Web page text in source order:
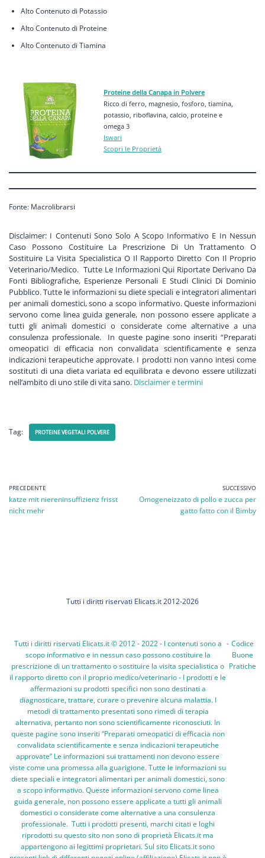
Alto Contenuto di Potassio
Alto Contenuto di Proteine
Alto Contenuto di Tiamina
Proteine della Canapa in Polvere
Ricco di ferro, magnesio, fosforo, tiamina,
potassio, riboflavina, calcio, proteine e
omega 3
Iswari
Scopri le Proprietà
Fonte: Macrolibrarsi
Disclaimer: I Contenuti Sono Solo A Scopo Informativo E In Nessun
Caso Possono Costituire La Prescrizione Di Un Trattamento O
Sostituire La Visita Specialistica O Il Rapporto Diretto Con Il Proprio
Veterinario/Medico. Tutte Le Informazioni Qui Riportate Derivano Da
Fonti Bibliografiche, Esperienze Personali E Studi Clinici Di Dominio
Pubblico. Tutte le informazioni su diete speciali e integratori alimentari
per animali domestici, sono a scopo informativo. Queste informazioni
servono come linea guida generale, non possono essere applicate a
tutti gli animali domestici o considerate come alternative a una
consulenza professionale. In queste pagine sono inseriti “Preparati
omeopatici di efficacia non convalidata scientificamente e senza
indicazioni terapeutiche approvate. I prodotti non vanno intesi come
sostituti di una dieta variata ed equilibrata e devono essere utilizzati
nell’ambito di uno stile di vita sano. Disclaimer e termini
Tag: PROTEINE VEGETALI POLVERE
PRECEDENTE
katze mit niereninsuffizienz frisst
nicht mehr
SUCCESSIVO
Omogeneizzato di pollo e zucca per
gatto fatto con il Bimby
Tutti i diritti riservati Elicats.it 2012-2026
Tutti i diritti riservati Elicats.it © 2012 - 2022 - I contenuti sono a
scopo informativo e in nessun caso possono costituire la
prescrizione di un trattamento o sostituire la visita specialistica o
il rapporto diretto con il proprio medico/veterinario - I prodotti e le
affermazioni su prodotti specifici non sono destinati a
diagnosticare, trattare, curare o prevenire alcuna malattia. I
metodi di trattamento presentati sono rimedi di terapia
alternativa, pertanto non sono scientificamente riconosciuti. In
queste pagine sono inseriti “Preparati omeopatici di efficacia non
convalidata scientificamente e senza indicazioni terapeutiche
approvate” Le informazioni sui trattamenti non devono essere
viste come una promessa alla guarigione. Tutte le informazioni su
diete speciali e integratori alimentari per animali domestici, sono
a scopo informativo. Queste informazioni servono come linea
guida generale, non possono essere applicate a tutti gli animali
domestici o considerate come alternative a una consulenza
professionale. Tutti i prodotti presenti, marchi citati e loghi
riprodotti su questo sito non sono di proprietà Elicats.it ma
appartengono ai legittimi proprietari. Sul sito Elicats.it sono
- Codice
Buone
Pratiche